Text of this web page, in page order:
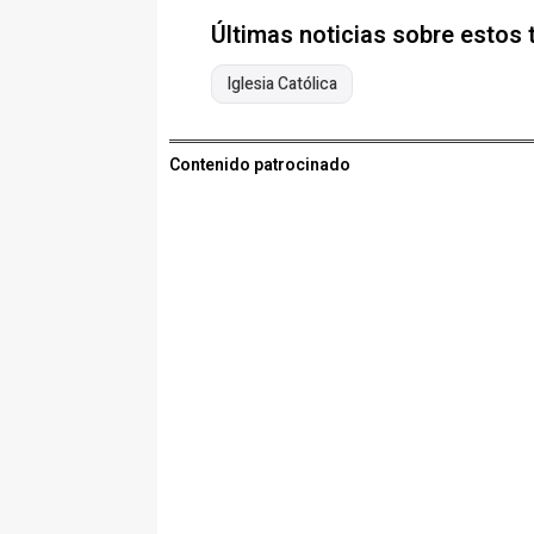
Últimas noticias sobre estos
Iglesia Católica
Contenido patrocinado